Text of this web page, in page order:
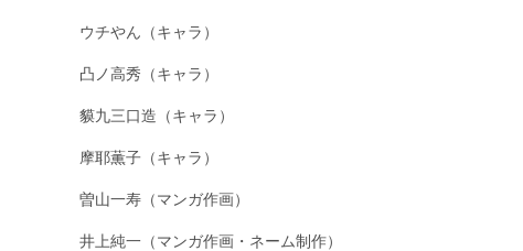
ウチやん（キャラ）
凸ノ高秀（キャラ）
貘九三口造（キャラ）
摩耶薫子（キャラ）
曽山一寿（マンガ作画）
井上純一（マンガ作画・ネーム制作）